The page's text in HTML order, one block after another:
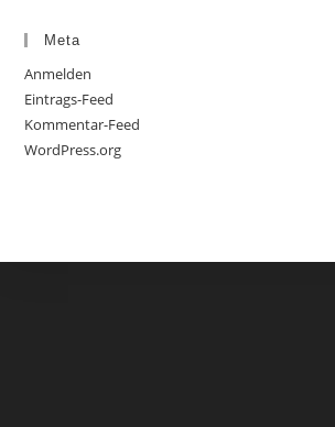
Meta
Anmelden
Eintrags-Feed
Kommentar-Feed
WordPress.org